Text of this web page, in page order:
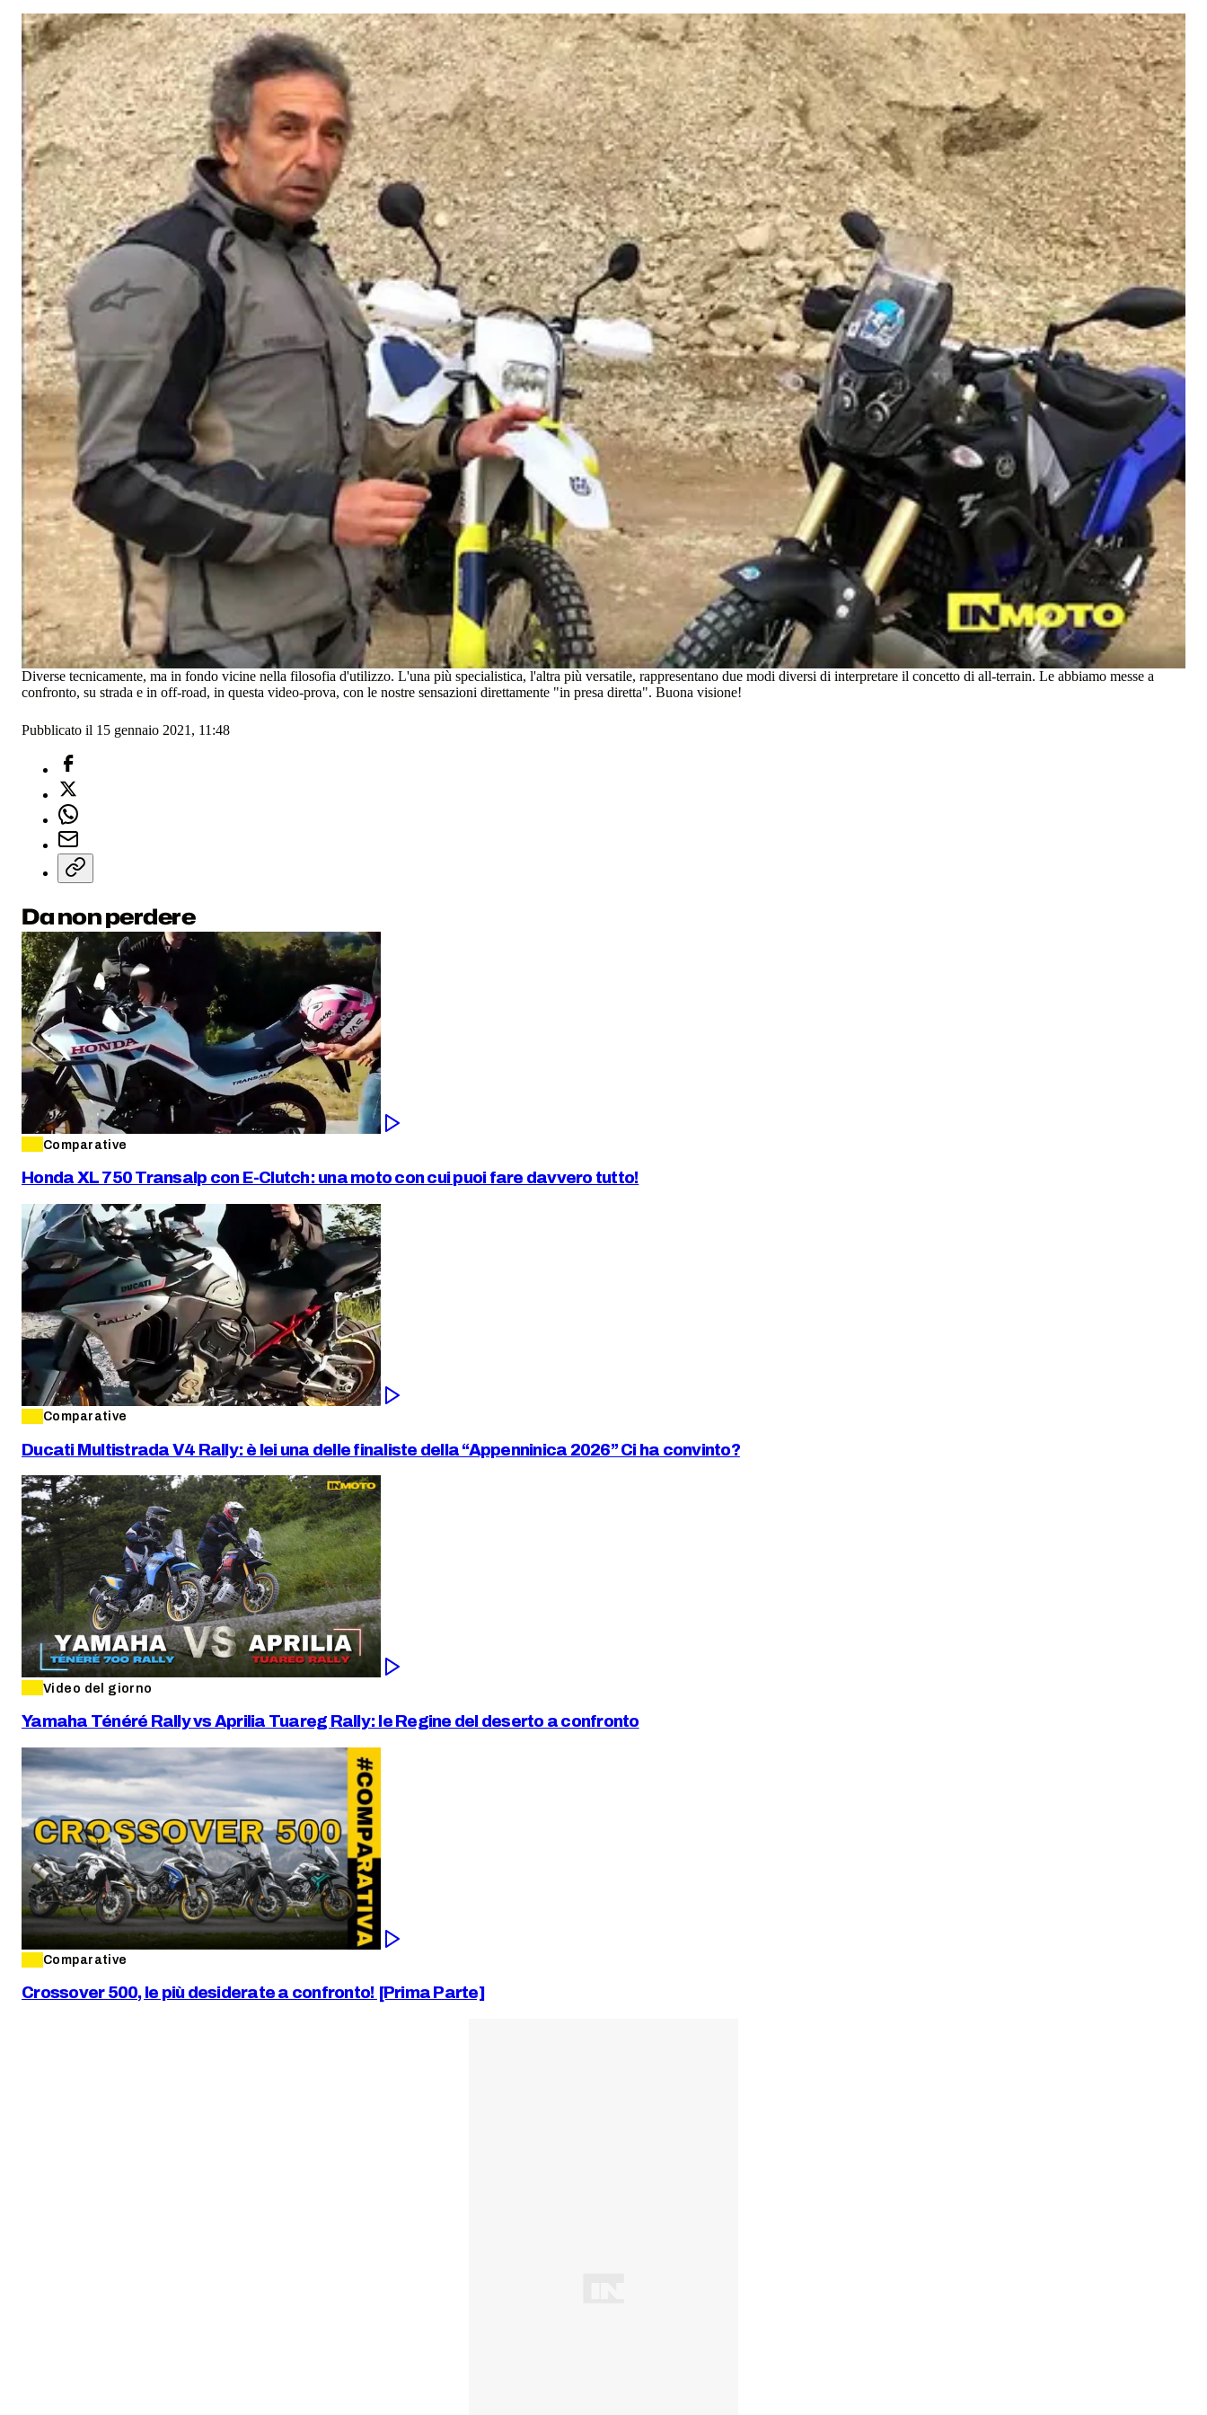
Diverse tecnicamente, ma in fondo vicine nella filosofia d'utilizzo. L'una più specialistica, l'altra più versatile, rappresentano due modi diversi di interpretare il concetto di all-terrain. Le abbiamo messe a
confronto, su strada e in off-road, in questa video-prova, con le nostre sensazioni direttamente "in presa diretta". Buona visione!
Pubblicato il 15 gennaio 2021, 11:48
Da non perdere
Comparative
Honda XL 750 Transalp con E-Clutch: una moto con cui puoi fare davvero tutto!
Comparative
Ducati Multistrada V4 Rally: è lei una delle finaliste della “Appenninica 2026” Ci ha convinto?
Video del giorno
Yamaha Ténéré Rally vs Aprilia Tuareg Rally: le Regine del deserto a confronto
Comparative
Crossover 500, le più desiderate a confronto! [Prima Parte]